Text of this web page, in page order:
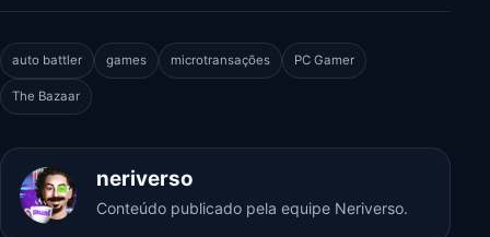
auto battler games microtransações PC Gamer
The Bazaar
neriverso
Conteúdo publicado pela equipe Neriverso.